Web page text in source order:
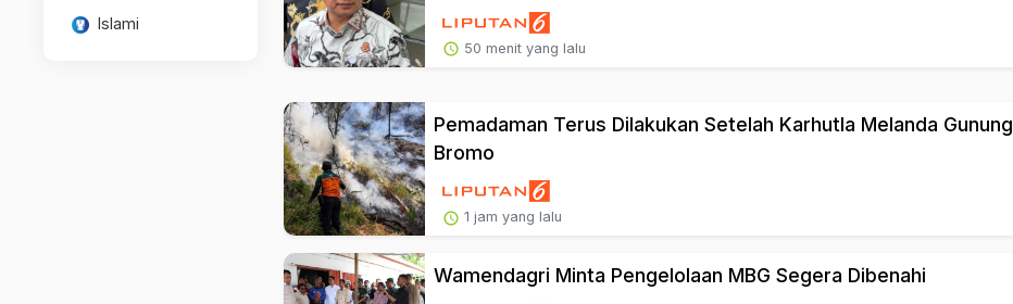
Islami
50 menit yang lalu
Pemadaman Terus Dilakukan Setelah Karhutla Melanda Gunung
Bromo
1 jam yang lalu
Wamendagri Minta Pengelolaan MBG Segera Dibenahi